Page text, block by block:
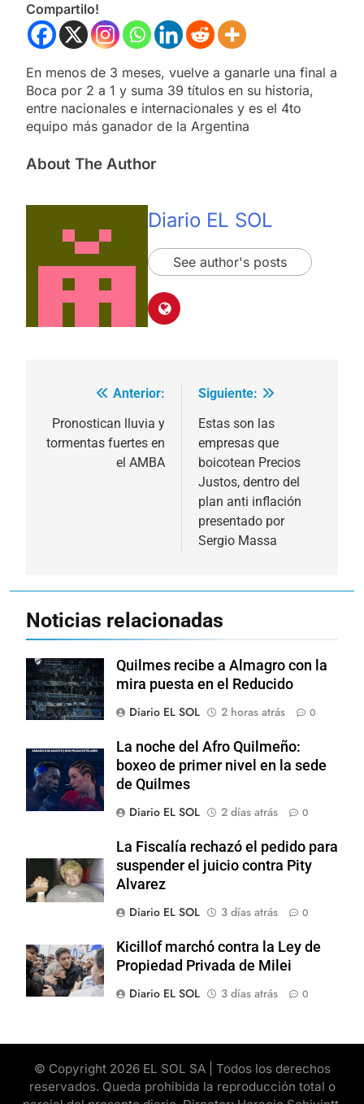
Compartilo!
En menos de 3 meses, vuelve a ganarle una final a
Boca por 2 a 1 y suma 39 títulos en su historia,
entre nacionales e internacionales y es el 4to
equipo más ganador de la Argentina
About The Author
Diario EL SOL
See author's posts
Navegación
de
entradas
Anterior:
Pronostican lluvia y
tormentas fuertes en
el AMBA
Siguiente:
Estas son las
empresas que
boicotean Precios
Justos, dentro del
plan anti inflación
presentado por
Sergio Massa
Noticias relacionadas
Quilmes recibe a Almagro con la
mira puesta en el Reducido
Diario EL SOL
2 horas atrás 0
La noche del Afro Quilmeño:
boxeo de primer nivel en la sede
de Quilmes
Diario EL SOL
2 días atrás 0
La Fiscalía rechazó el pedido para
suspender el juicio contra Pity
Alvarez
Diario EL SOL
3 días atrás 0
Kicillof marchó contra la Ley de
Propiedad Privada de Milei
Diario EL SOL
3 días atrás 0
© Copyright 2026 EL SOL SA | Todos los derechos
reservados. Queda prohibida la reproducción total o